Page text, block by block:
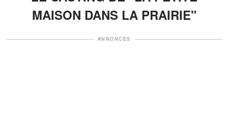
MAISON DANS LA PRAIRIE"
ANNONCES